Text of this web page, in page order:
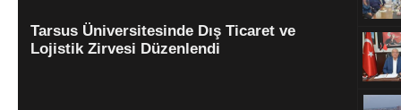
Tarsus Üniversitesinde Dış Ticaret ve
Lojistik Zirvesi Düzenlendi